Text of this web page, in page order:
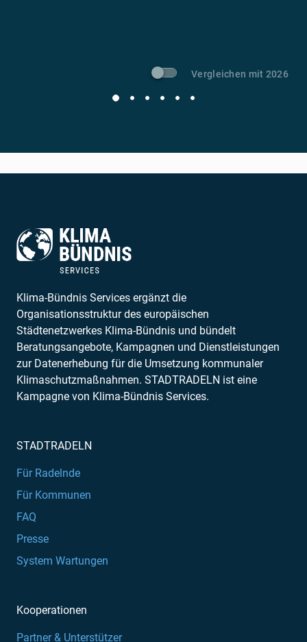
Vergleichen mit 2026
Klima-Bündnis Services ergänzt die
Organisationsstruktur des europäischen
Städtenetzwerkes Klima-Bündnis und bündelt
Beratungsangebote, Kampagnen und Dienstleistungen
zur Datenerhebung für die Umsetzung kommunaler
Klimaschutzmaßnahmen. STADTRADELN ist eine
Kampagne von Klima-Bündnis Services.
STADTRADELN
Für Radelnde
Für Kommunen
FAQ
Presse
System Wartungen
Kooperationen
Partner & Unterstützer